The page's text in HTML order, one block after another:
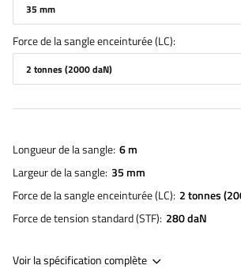
35 mm
Force de la sangle enceinturée (LC)
2 tonnes (2000 daN)
Longueur de la sangle 6 m
Largeur de la sangle 35 mm
Force de la sangle enceinturée (LC) 2 tonnes
Force de tension standard (STF) 280 daN
Voir la spécification complète